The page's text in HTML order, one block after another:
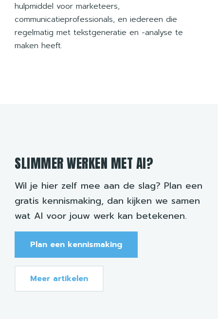
hulpmiddel voor marketeers,
communicatieprofessionals, en iedereen die
regelmatig met tekstgeneratie en -analyse te
maken heeft.
SLIMMER WERKEN MET AI?
Wil je hier zelf mee aan de slag? Plan een
gratis kennismaking, dan kijken we samen
wat AI voor jouw werk kan betekenen.
Plan een kennismaking
Meer artikelen